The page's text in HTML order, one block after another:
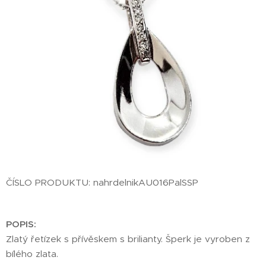
ČÍSLO PRODUKTU: nahrdelnikAU016PalSSP
POPIS:
Zlatý řetízek s přívěskem s brilianty. Šperk je vyroben z
bílého zlata.